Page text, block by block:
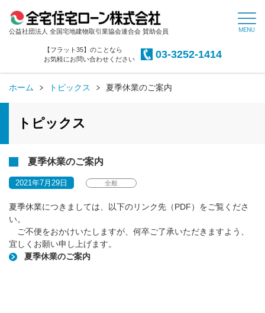
公益社団法人 全国宅地建物取引業協会連合会 賛助会員
【フラット35】のことなら
お気軽にお問い合わせください
03-3252-1414
ホーム トピックス 夏季休業のご案内
トピックス
夏季休業のご案内
2021年7月29日 全般
夏季休業につきましては、以下のリンク先（PDF）をご覧くださ
い。
ご不便をおかけいたしますが、何卒ご了承いただきますよう、
宜しくお願い申し上げます。
夏季休業のご案内